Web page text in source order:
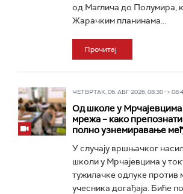
од Маглича до Полумира,
Жарачким планинама...
Прочитај
ЧЕТВРТАК, 06. АВГ 2026, 08:30 ->
Од школе у
мрежа – како
полно узнемиравање
У случају вршњачког
школи у Мрчајевцима у
тужилачке одлуке против
учесника догађаја. Биће